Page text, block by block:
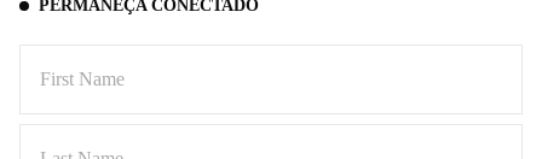
PERMANEÇA CONECTADO